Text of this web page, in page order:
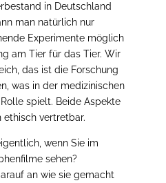
in Deutschland
man natürlich nur
Experimente möglich
am Tier für das Tier. Wir
das ist die Forschung
was in der medizinischen
spielt. Beide Aspekte
ethisch vertretbar.
wenn Sie im
sehen?
an wie sie gemacht